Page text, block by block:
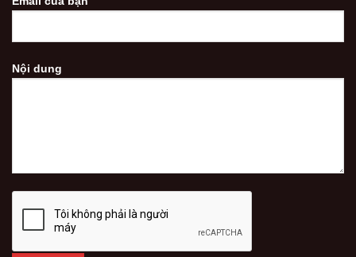
Nội dung